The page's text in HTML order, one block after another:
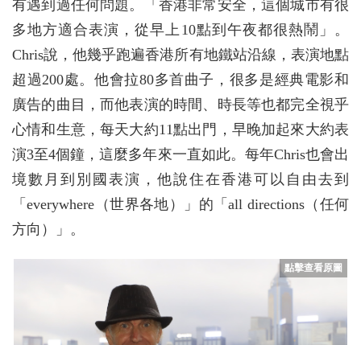
有遇到過任何問題。「香港非常安全，這個城市有很
多地方適合表演，從早上10點到午夜都很熱鬧」。
Chris說，他幾乎跑遍香港所有地鐵站沿線，表演地點
超過200處。他會拉80多首曲子，很多是經典電影和
廣告的曲目，而他表演的時間、時長等也都完全視乎
心情和生意，每天大約11點出門，早晚加起來大約表
演3至4個鐘，這麼多年來一直如此。每年Chris也會出
境數月到別國表演，他說住在香港可以自由去到
「everywhere（世界各地）」的「all directions（任何
方向）」。